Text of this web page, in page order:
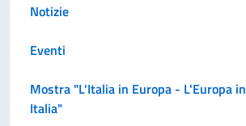
Notizie
Eventi
Mostra "L'Italia in Europa - L'Europa in
Italia"